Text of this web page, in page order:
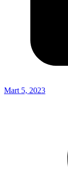
Mart 5, 2023